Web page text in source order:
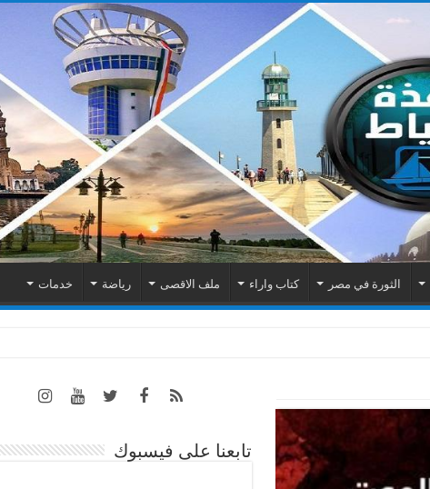
الثورة في مصر كتاب واراء ملف الاقصى رياضة خدمات
تابعنا على فيسبوك